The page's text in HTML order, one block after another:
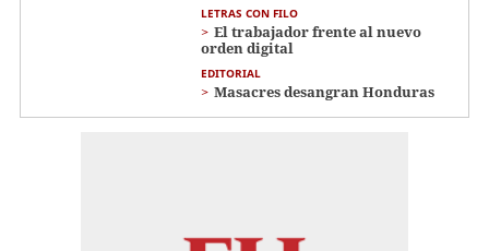
LETRAS CON FILO
El trabajador frente al nuevo
orden digital
EDITORIAL
Masacres desangran Honduras